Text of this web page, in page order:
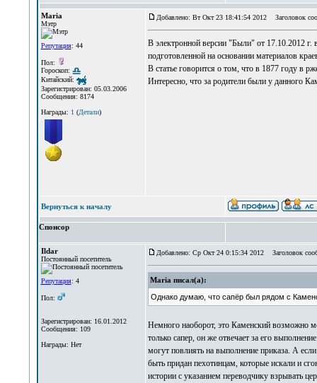
Maria
Мэтр
Репутация: 44
Пол:
Гороскоп:
Китайский:
Зарегистрирован: 05.03.2006
Сообщения: 8174
Награды: 1(Детали)
Добавлено: Вт Окт 23 18:41:54 2012 Заголовок
В электронной версии "Были" от 17.10.2012 г.
подготовленной на основании материалов
В статье говорится о том, что в 1877 году в
Интересно, что за родители были у данного
Вернуться к началу
Спонсор
Ildar
Постоянный посетитель
Репутация: 4
Пол:
Зарегистрирован: 16.01.2012
Сообщения: 109
Награды: Нет
Добавлено: Ср Окт 24 0:15:34 2012 Заголовок
Maria писал(а):
Однако думаю, что сапёр был рядом с
Немного наоборот, это Каменский возможно
только сапер, он же отвечает за его
могут повлиять на выполнение приказа. А
быть придан пехотинцам, которые искали и
истории с указанием переводчику взрывать